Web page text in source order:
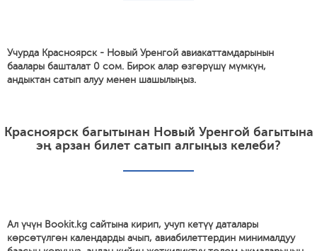
Учурда Красноярск - Новый Уренгой авиакаттамдарынын
баалары башталат 0 сом. Бирок алар өзгөрүшү мүмкүн,
андыктан сатып алуу менен шашылыңыз.
Красноярск багытынан Новый Уренгой багытына
эң арзан билет сатып алгыңыз келеби?
Ал үчүн Bookit.kg сайтына кирип, учуп кетүү даталары
көрсөтүлгөн календарды ачып, авиабилеттердин минималдуу